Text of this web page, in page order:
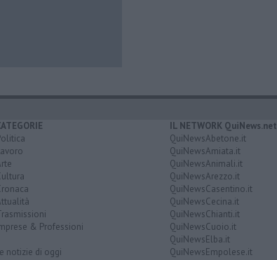
& Professioni
notizie di oggi
IL NETWORK QuiNews.net
QuiNewsAbetone.it
QuiNewsAmiata.it
QuiNewsAnimali.it
QuiNewsArezzo.it
QuiNewsCasentino.it
QuiNewsCecina.it
QuiNewsChianti.it
QuiNewsCuoio.it
QuiNewsElba.it
QuiNewsEmpolese.it